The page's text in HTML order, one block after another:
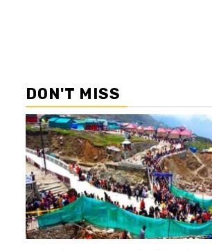
DON'T MISS